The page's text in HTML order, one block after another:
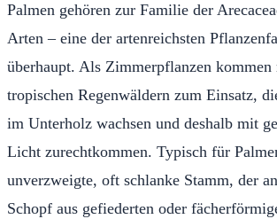
Palmen gehören zur Familie der
Arten – eine der artenreichsten
überhaupt. Als Zimmerpflanzen kommen
tropischen Regenwäldern zum Einsatz,
im Unterholz wachsen und deshalb mit
Licht zurechtkommen. Typisch für
unverzweigte, oft schlanke Stamm, der
Schopf aus gefiederten oder